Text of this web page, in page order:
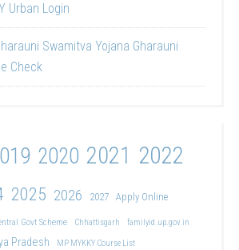
Urban Login
Swamitva Yojana Gharauni
Check
2020 2021 2022
2025 2026 2027 Apply Online
Govt Scheme Chhattisgarh familyid.up.gov.in
Pradesh
MP MYKKY Course List